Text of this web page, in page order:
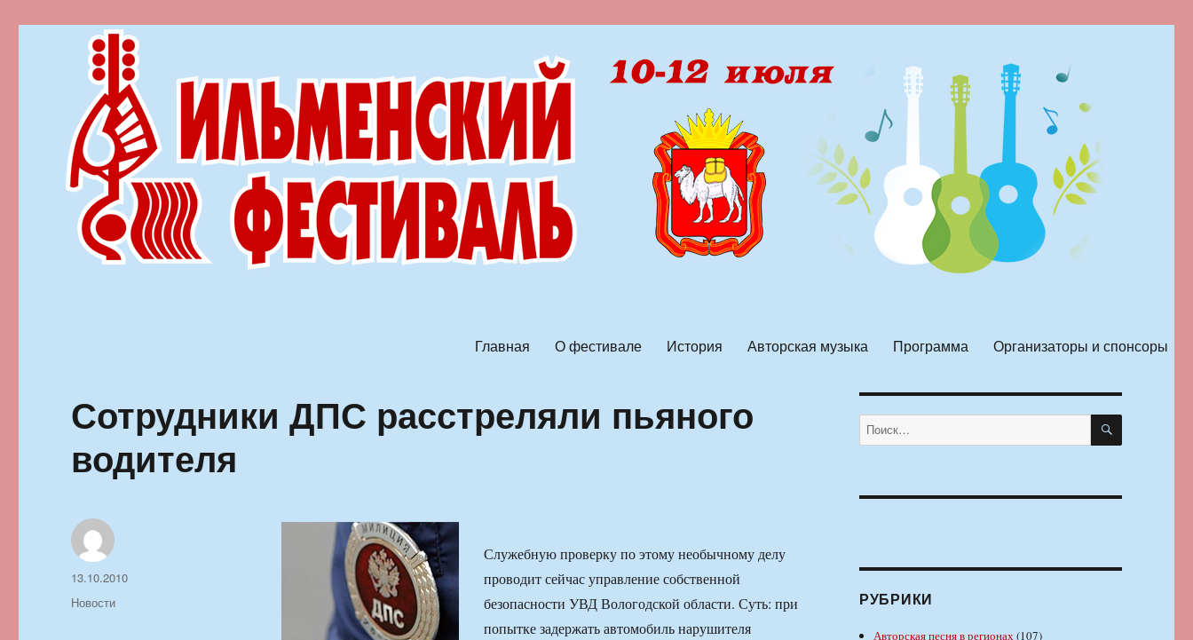
Главная О фестивале История Авторская музыка Программа Организаторы и спонсоры
Сотрудники ДПС расстреляли пьяного
водителя
Служебную проверку по этому необычному делу
проводит сейчас управление собственной
безопасности УВД Вологодской области. Суть: при
попытке задержать автомобиль нарушителя
Автор
Опубликовано
13.10.2010
Рубрики
Новости
Искать: ПОИСК
РУБРИКИ
Авторская песня в регионах(107)